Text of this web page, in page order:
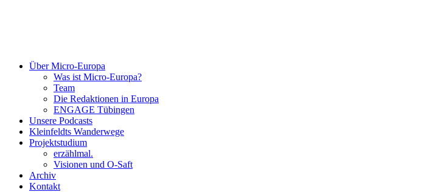
Über Micro-Europa
Was ist Micro-Europa?
Team
Die Redaktionen in Europa
ENGAGE Tübingen
Unsere Podcasts
Kleinfeldts Wanderwege
Projektstudium
erzählmal.
Visionen und O-Saft
Archiv
Kontakt